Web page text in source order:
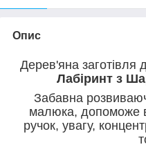
Опис
Дерев'яна заготівля
Лабіринт з
Забавна
малюка, допоможе
ручок, увагу,